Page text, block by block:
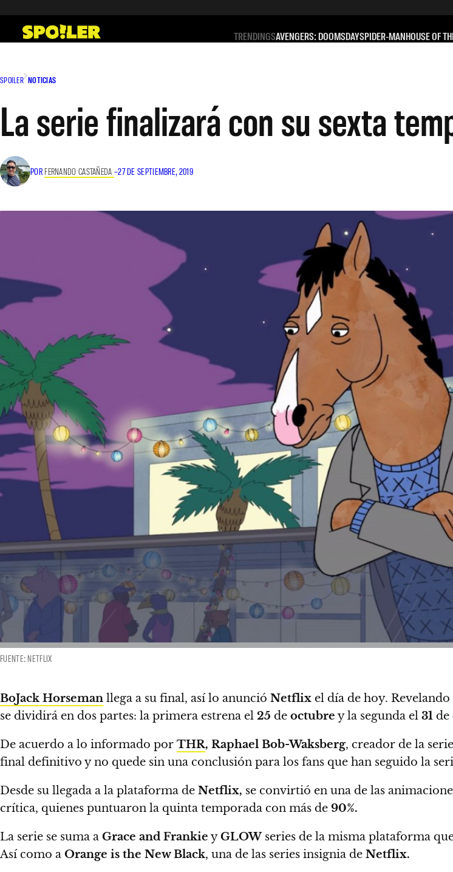
contenido
TRENDINGSAVENGERS: DOOMSDAYSPIDER-MANHOUSE OF
SPOILER NOTICIAS
La serie finalizará con su sexta
POR FERNANDO CASTAÑEDA –27 DE SEPTIEMBRE, 2019
FUENTE: NETFLIX
BoJack Horseman llega a su final, así lo anunció Netflix el día de hoy. Revelando
se dividirá en dos partes: la primera estrena el 25 de octubre y la segunda el 31 de
De acuerdo a lo informado por THR, Raphael Bob-Waksberg, creador de la
final definitivo y no quede sin una conclusión para los fans que han seguido la
Desde su llegada a la plataforma de Netflix, se convirtió en una de las
crítica, quienes puntuaron la quinta temporada con más de 90%.
La serie se suma a Grace and Frankie yGLOWseries de la misma plataforma
Así como a Orange is the New Black, una de las series insignia de Netflix.